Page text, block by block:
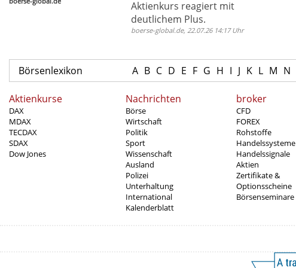
Aktienkurs reagiert mit
deutlichem Plus.
boerse-global.de, 22.07.26 14:17 Uhr
Börsenlexikon A B C D E F G H I J K L M N
Aktienkurse
DAX
MDAX
TECDAX
SDAX
Dow Jones
Nachrichten
Börse
Wirtschaft
Politik
Sport
Wissenschaft
Ausland
Polizei
Unterhaltung
International
Kalenderblatt
broker
CFD
FOREX
Rohstoffe
Handelssysteme
Handelssignale
Aktien
Zertifikate &
Optionsscheine
Börsenseminare